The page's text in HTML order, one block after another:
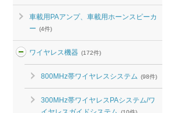
車載用PAアンプ、車載用ホーンスピーカ
ー (4件)
ワイヤレス機器 (172件)
800MHz帯ワイヤレスシステム (98件)
300MHz帯ワイヤレスPAシステム/ワ